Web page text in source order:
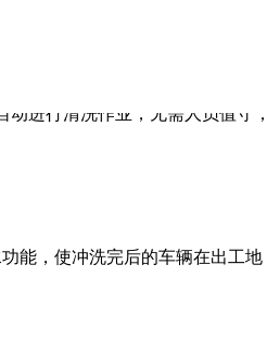
残留混凝土四处散落对环境的影
进行清洗作业，无需人员值守；
能，使冲洗完后的车辆在出工地